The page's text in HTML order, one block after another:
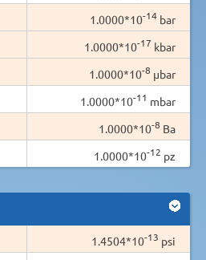
1.0000*10-14 bar
1.0000*10-17 kbar
1.0000*10-8 µbar
1.0000*10-11 mbar
1.0000*10-8 Ba
1.0000*10-12 pz
1.4504*10-13 psi